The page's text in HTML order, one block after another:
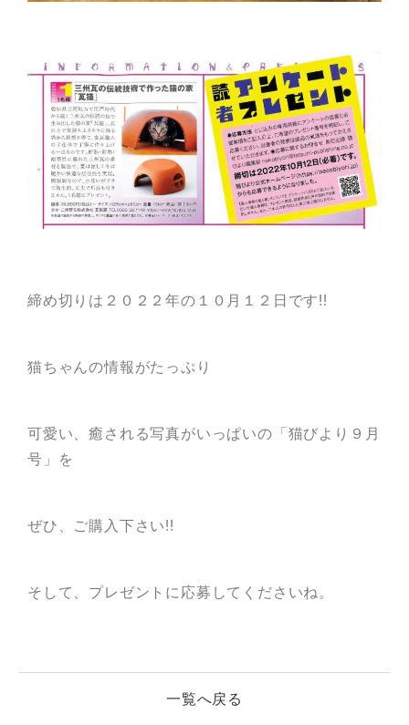
締め切りは２０２２年の１０月１２日です!!
猫ちゃんの情報がたっぷり
可愛い、癒される写真がいっぱいの「猫びより９月
号」を
ぜひ、ご購入下さい!!
そして、プレゼントに応募してくださいね。
一覧へ戻る